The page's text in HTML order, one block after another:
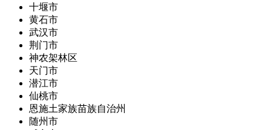
十堰市
黄石市
武汉市
荆门市
神农架林区
天门市
潜江市
仙桃市
恩施土家族苗族自治州
随州市